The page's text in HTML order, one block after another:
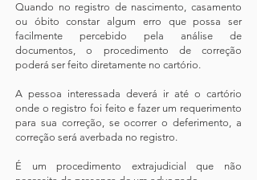
Quando no registro de nascimento, casamento
ou óbito constar algum erro que possa ser
facilmente percebido pela análise de
documentos, o procedimento de correção
poderá ser feito diretamente no cartório.
A pessoa interessada deverá ir até o cartório
onde o registro foi feito e fazer um requerimento
para sua correção, se ocorrer o deferimento, a
correção será averbada no registro.
É um procedimento extrajudicial que não